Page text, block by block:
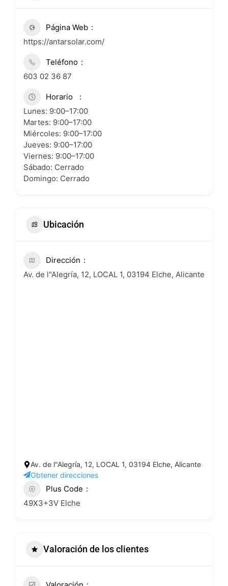
Página Web
https://antarsolar.com/
Teléfono
603 02 36 87
Horario
Lunes: 9:00–17:00
Martes: 9:00–17:00
Miércoles: 9:00–17:00
Jueves: 9:00–17:00
Viernes: 9:00–17:00
Sábado: Cerrado
Domingo: Cerrado
Ubicación
Dirección
Av. de l"Alegría, 12, LOCAL 1, 03194 Elche, Alicante
Av. de l"Alegría, 12, LOCAL 1, 03194 Elche, Alicante
Obtener direcciones
Plus Code
49X3+3V Elche
Valoración de los clientes